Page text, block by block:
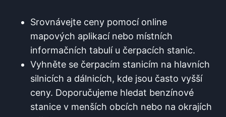
Srovnávejte ceny pomocí online
mapových aplikací nebo místních
informačních tabulí u čerpacích stanic.
Vyhněte se čerpacím stanicím na hlavních
silnicích a ‍dálnicích, kde jsou často vyšší
ceny. Doporučujeme hledat benzínové
stanice v menších obcích​ nebo na okrajích